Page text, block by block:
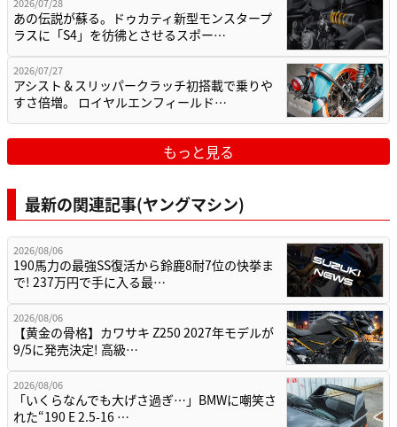
あの伝説が蘇る。ドゥカティ新型モンスタープ
ラスに「S4」を彷彿とさせるスポー…
2026/07/27
アシスト＆スリッパークラッチ初搭載で乗りや
すさ倍増。 ロイヤルエンフィールド…
もっと見る
最新の関連記事(ヤングマシン)
2026/08/06
190馬力の最強SS復活から鈴鹿8耐7位の快挙ま
で! 237万円で手に入る最…
2026/08/06
【黄金の骨格】カワサキ Z250 2027年モデルが
9/5に発売決定! 高級…
2026/08/06
「いくらなんでも大げさ過ぎ…」BMWに嘲笑さ
れた“190 E 2.5-16 …